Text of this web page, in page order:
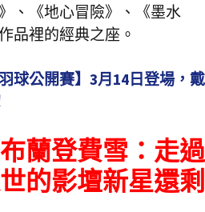
、《地心冒險》、《墨水
品裡的經典之座。
羽球公開賽】3月14日登場，戴
蘭登費雪：走過
的影壇新星還剩